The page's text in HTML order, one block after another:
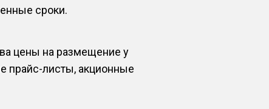
сроки.
цены на размещение у
прайс-листы, акционные